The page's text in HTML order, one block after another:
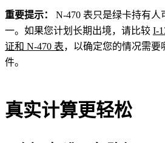
重要提示：
N-470 表只是绿卡持有人
一。如果您计划长期出境，请比较 I-
证和 N-470 表，以确定您的情况需要
件。
真实计算更轻松